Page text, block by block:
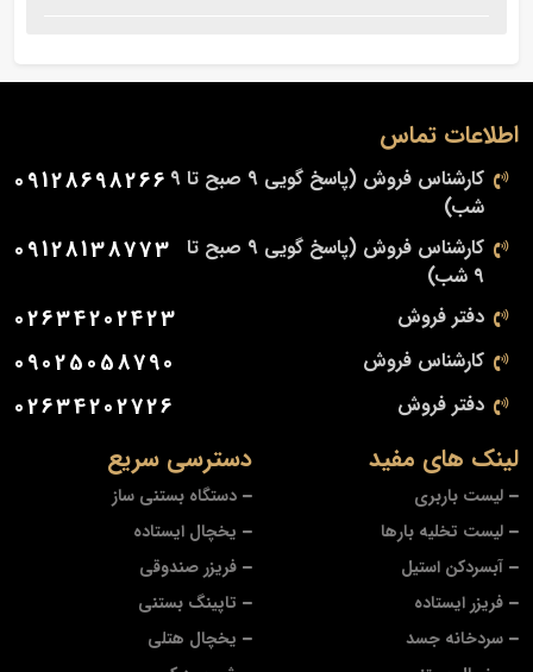
دسترسی سریع
دستگاه بستنی ساز
یخچال ایستاده
فریزر صندوقی
تاپینگ بستنی
یخچال هتلی
لینک های مفید
لیست باربری
لیست تخلیه بارها
آبسردکن استیل
فریزر ایستاده
سردخانه جسد
اطلاعات تماس
کارشناس فروش (پاسخ گویی 9 صبح تا 9
شب)
09128698266
کارشناس فروش (پاسخ گویی 9 صبح تا
9 شب)
09128138773
دفتر فروش 02634202423
کارشناس فروش 09025058790
دفتر فروش 02634202726